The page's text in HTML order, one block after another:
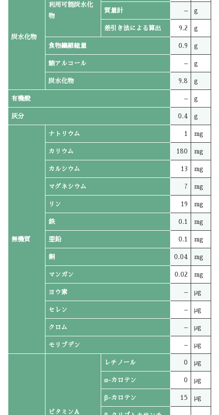
炭水化物
利用可能炭水化
物
質量計 – g
差引き法による算出 9.2 g
食物繊維総量 0.9 g
糖アルコール – g
炭水化物 9.8 g
有機酸 – g
灰分 0.4 g
無機質
ナトリウム 1 mg
カリウム 180 mg
カルシウム 13 mg
マグネシウム 7 mg
リン 19 mg
鉄 0.1 mg
亜鉛 0.1 mg
銅 0.04 mg
マンガン 0.02 mg
ヨウ素 – μg
セレン – μg
クロム – μg
モリブデン – μg
ビタミンA
レチノール 0 μg
α-カロテン 0 μg
β-カロテン 15 μg